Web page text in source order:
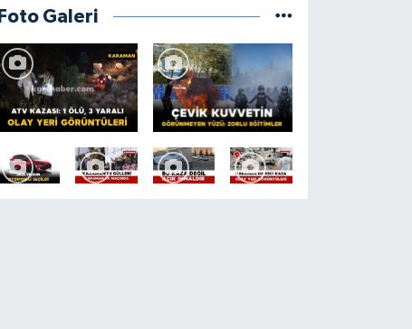
Foto Galeri